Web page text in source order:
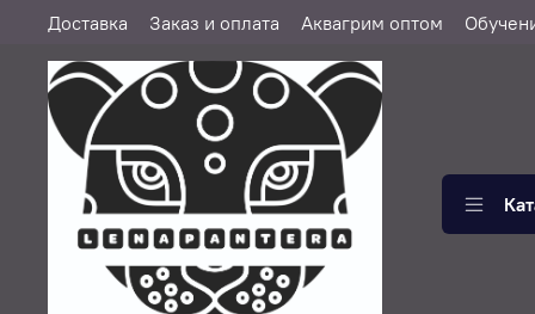
Доставка Заказ и оплата Аквагрим оптом